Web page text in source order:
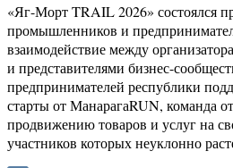
«Яг-Морт TRAIL 2026» состоялся
промышленников и
взаимодействие между
и представителями бизнес-
предпринимателей республики
старты от МанарагаRUN, команда
продвижению товаров и услуг на
участников которых неуклонно